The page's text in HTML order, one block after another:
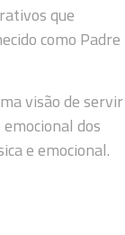
que
como Padre
visão de servir
dos
e emocional.